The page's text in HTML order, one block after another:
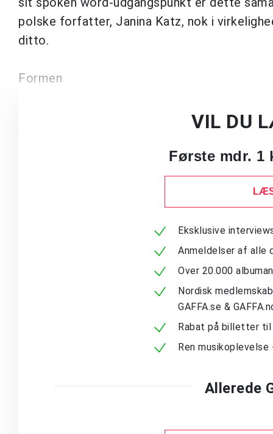
polske forfatter, Janina Katz, nok i
ditto.
Formen
VIL DU
Første mdr.
Eksklusive
Anmeldelser af alle
Over 20.000
Nordisk
GAFFA.se &
Rabat på billetter
Ren
Allerede